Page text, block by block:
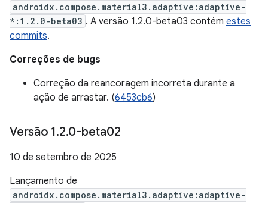
androidx.compose.material3.adaptive:adaptive-
*:1.2.0-beta03 . A versão 1.2.0-beta03 contém estes
commits.
Correções de bugs
Correção da reancoragem incorreta durante a
ação de arrastar. (6453cb6)
Versão 1.2.0-beta02
10 de setembro de 2025
Lançamento de
androidx.compose.material3.adaptive:adaptive-